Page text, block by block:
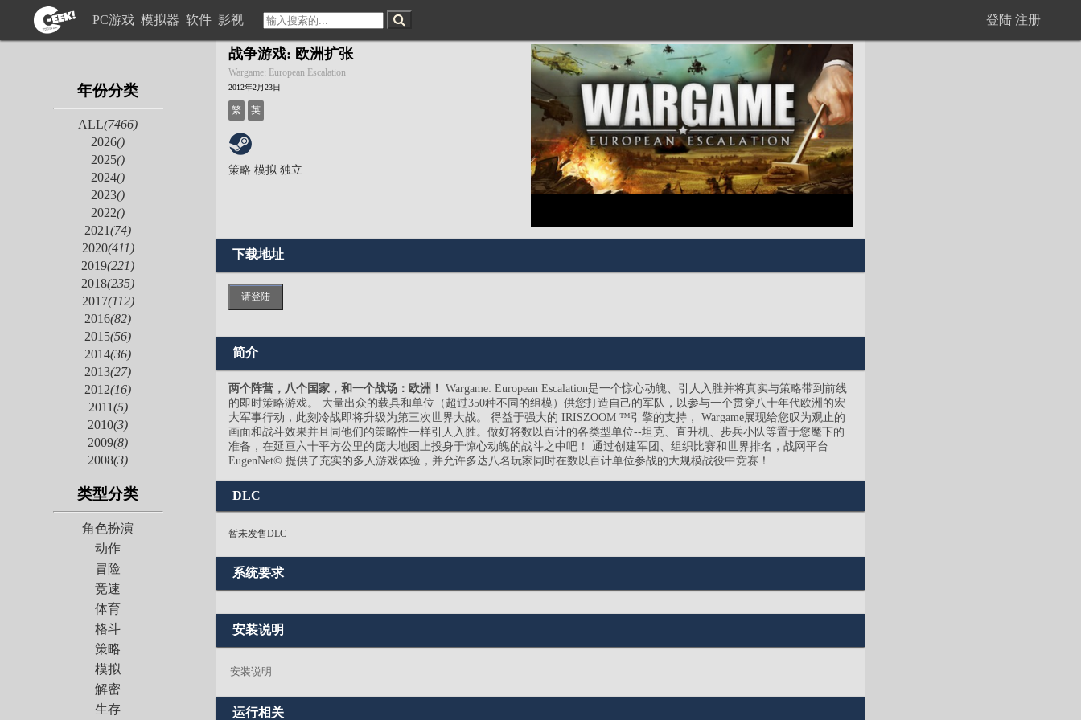
PC游戏 模拟器 软件 影视 登陆 注册
年份分类
ALL(7466)
2026()
2025()
2024()
2023()
2022()
2021(74)
2020(411)
2019(221)
2018(235)
2017(112)
2016(82)
2015(56)
2014(36)
2013(27)
2012(16)
2011(5)
2010(3)
2009(8)
2008(3)
类型分类
角色扮演
动作
冒险
竞速
体育
格斗
策略
模拟
解密
生存
战争游戏: 欧洲扩张
Wargame: European Escalation
2012年2月23日
繁 英
策略 模拟 独立
下载地址
请登陆
简介
两个阵营，八个国家，和一个战场：欧洲！ Wargame: European Escalation是一个惊心动魄、引人入胜并将真实与策略带到前线
的即时策略游戏。 大量出众的载具和单位（超过350种不同的组模）供您打造自己的军队，以参与一个贯穿八十年代欧洲的宏
大军事行动，此刻冷战即将升级为第三次世界大战。 得益于强大的 IRISZOOM ™引擎的支持， Wargame展现给您叹为观止的
画面和战斗效果并且同他们的策略性一样引人入胜。做好将数以百计的各类型单位--坦克、直升机、步兵小队等置于您麾下的
准备，在延亘六十平方公里的庞大地图上投身于惊心动魄的战斗之中吧！ 通过创建军团、组织比赛和世界排名，战网平台
EugenNet© 提供了充实的多人游戏体验，并允许多达八名玩家同时在数以百计单位参战的大规模战役中竞赛！
DLC
暂未发售DLC
系统要求
安装说明
安装说明
运行相关